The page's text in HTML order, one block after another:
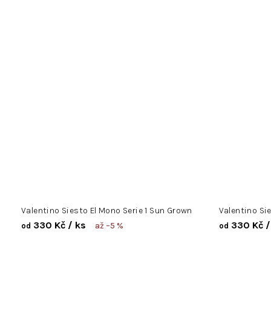
Valentino Siesto El Mono Serie 1 Sun Grown
od 330 Kč / ks až –5 %
Valentino
od 330 Kč /